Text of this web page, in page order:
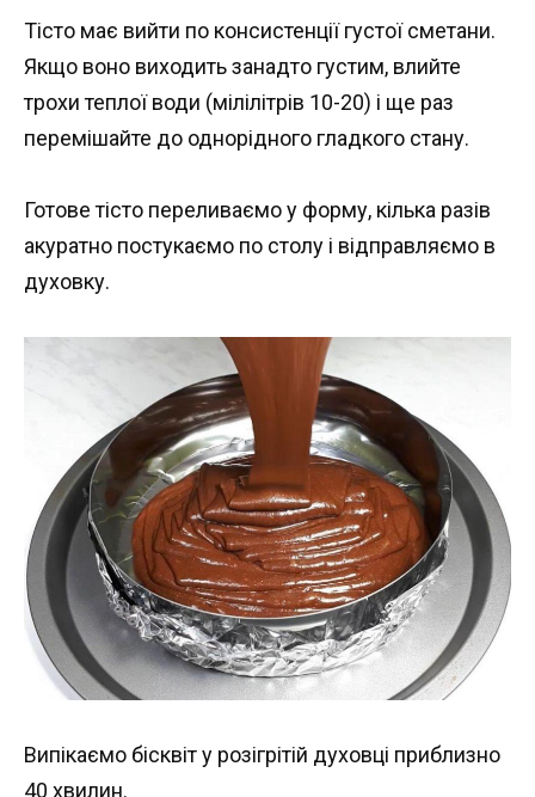
Тісто має вийти по консистенції густої сметани.
Якщо воно виходить занадто густим, влийте
трохи теплої води (мілілітрів 10-20) і ще раз
перемішайте до однорідного гладкого стану.
Готове тісто переливаємо у форму, кілька разів
акуратно постукаємо по столу і відправляємо в
духовку.
Випікаємо бісквіт у розігрітій духовці приблизно
40 хвилин.